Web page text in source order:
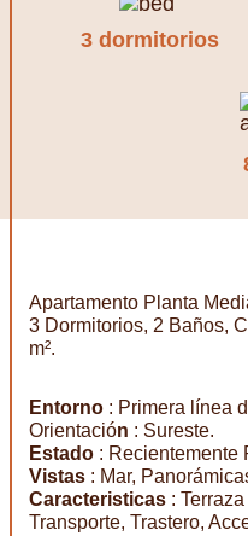
3 dormitorios
Apartamento Planta
3 Dormitorios, 2 Baños,
m².
Entorno : Primera línea
Orientación : Sureste.
Estado : Recientemente
Vistas : Mar,
Caracteristicas :
Transporte, Trastero,